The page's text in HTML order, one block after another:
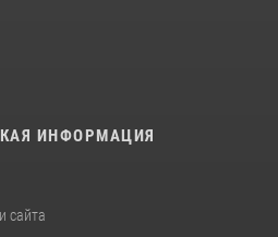
ИНФОРМАЦИЯ
сайта